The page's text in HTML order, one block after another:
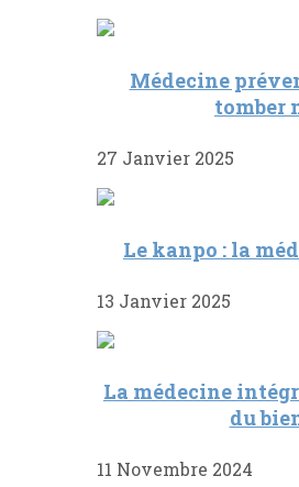
Médecine
tomber
27 Janvier 2025
Le kanpo : la
13 Janvier 2025
La médecine
du
11 Novembre 2024